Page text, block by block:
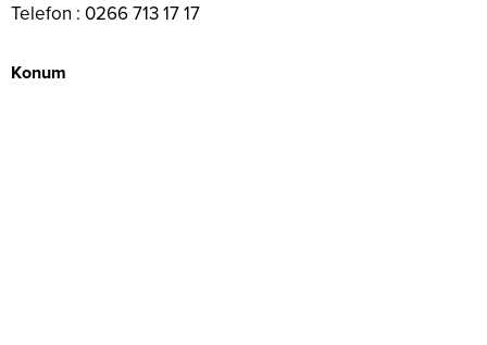
Telefon : 0266 713 17 17
Konum